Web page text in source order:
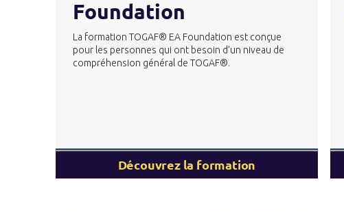
Foundation
La formation TOGAF® EA Foundation est conçue
pour les personnes qui ont besoin d’un niveau de
compréhension général de TOGAF®.
Découvrez la formation